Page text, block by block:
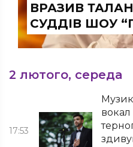
ВРАЗИВ
СУДДІВ ШОУ
2 лютого, середа
17:53